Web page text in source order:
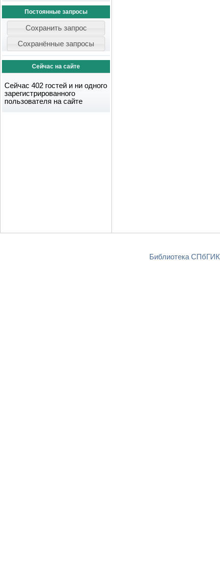
Постоянные запросы
Сейчас на сайте
Сейчас 402 гостей и ни одного
зарегистрированного
пользователя на сайте
Библиотека